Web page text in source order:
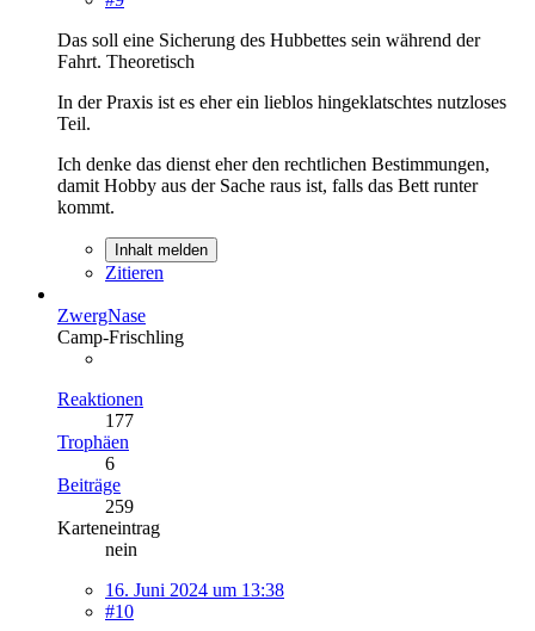
Das soll eine Sicherung des Hubbettes sein während der
Fahrt. Theoretisch
In der Praxis ist es eher ein lieblos hingeklatschtes nutzloses
Teil.
Ich denke das dienst eher den rechtlichen Bestimmungen,
damit Hobby aus der Sache raus ist, falls das Bett runter
kommt.
Inhalt melden
Zitieren
ZwergNase
Camp-Frischling
Reaktionen
177
Trophäen
6
Beiträge
259
Karteneintrag
nein
16. Juni 2024 um 13:38
#10